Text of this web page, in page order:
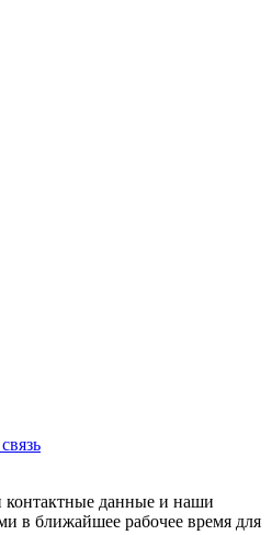
контактные данные и наши
в ближайшее рабочее время для